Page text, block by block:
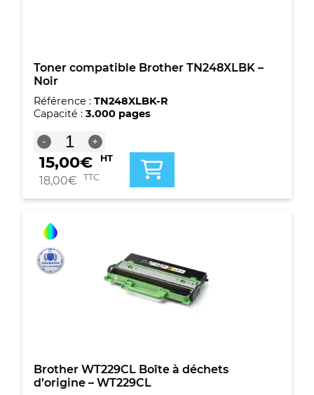
Toner compatible Brother TN248XLBK –
Noir
Référence : TN248XLBK-R
Capacité : 3.000 pages
-
quantité
de
Toner
compatible
TN248XLBK
Noir
+
15,00€ HT
18,00€ TTC
Brother WT229CL Boîte à déchets
d’origine – WT229CL